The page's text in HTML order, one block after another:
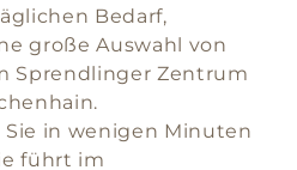
Bedarf,
große Auswahl von
Sprendlinger Zentrum
Sie in wenigen Minuten
führt im